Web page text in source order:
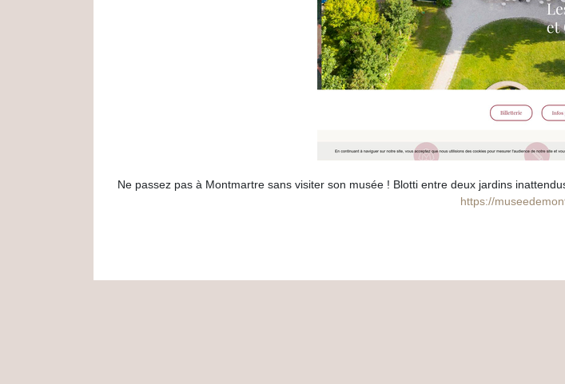
Ne passez pas à Montmartre sans visiter son musée ! Blotti entre deux jardins
https://